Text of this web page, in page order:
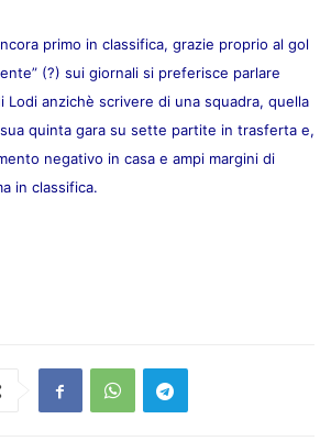
primo in classifica, grazie proprio al gol
(?) sui giornali si preferisce parlare
Lodi anzichè scrivere di una squadra, quella
quinta gara su sette partite in trasferta e,
negativo in casa e ampi margini di
in classifica.